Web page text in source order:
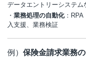
データエントリーシステ
・ 業務処理の自動化：RPA
入支援、業務検証
例） 保険金請求業務